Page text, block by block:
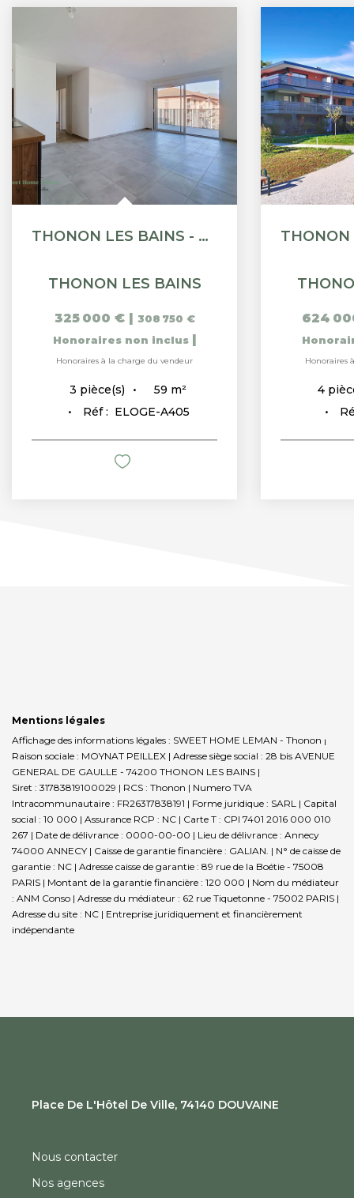
THONON LES BAINS - APPARTEMENT T3 - 59.18M²
THONON LES BAINS
325 000 € | 308 750 €
Honoraires non inclus |
Honoraires à la charge du vendeur
3 pièce(s) 59 m²
Réf : ELOGE-A405
624
Honoraires
4
Mentions légales
Affichage des informations légales : SWEET HOME LEMAN - Thonon |
Raison sociale : MOYNAT PEILLEX | Adresse siège social : 28 bis AVENUE
GENERAL DE GAULLE - 74200 THONON LES BAINS |
Siret : 31783819100029 | RCS : Thonon | Numero TVA
Intracommunautaire : FR26317838191 | Forme juridique : SARL | Capital
social : 10 000 | Assurance RCP : NC | Carte T : CPI 7401 2016 000 010
267 | Date de délivrance : 0000-00-00 | Lieu de délivrance : Annecy
74000 ANNECY | Caisse de garantie financière : GALIAN. | N° de caisse de
garantie : NC | Adresse caisse de garantie : 89 rue de la Boétie - 75008
PARIS | Montant de la garantie financière : 120 000 | Nom du médiateur
: ANM Conso | Adresse du médiateur : 62 rue Tiquetonne - 75002 PARIS |
Adresse du site : NC | Entreprise juridiquement et financièrement
indépendante
Place De L'Hôtel De Ville, 74140 DOUVAINE
Nous contacter
Nos agences